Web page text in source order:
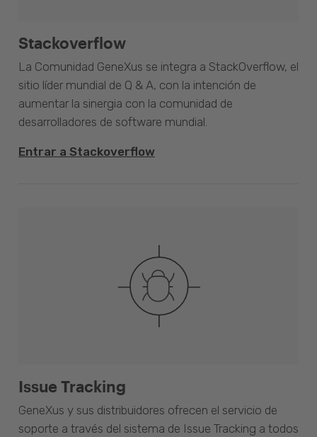
Stackoverflow
La Comunidad GeneXus se integra a StackOverflow, el
sitio líder mundial de Q & A, con la intención de
aumentar la sinergia con la comunidad de
desarrolladores de software mundial.
Entrar a Stackoverflow
Issue Tracking
GeneXus y sus distribuidores ofrecen el servicio de
soporte a través del sistema de Issue Tracking a todos